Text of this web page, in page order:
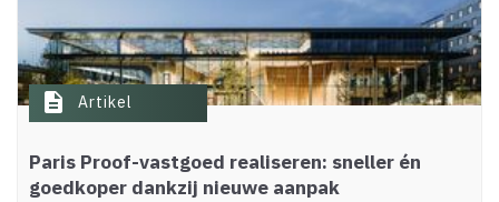
description Artikel
Paris Proof-vastgoed realiseren: sneller én
goedkoper dankzij nieuwe aanpak